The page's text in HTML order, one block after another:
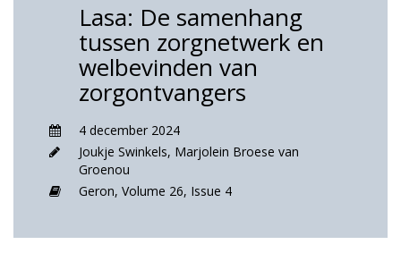
Lasa: De samenhang
tussen zorgnetwerk en
welbevinden van
zorgontvangers
4 december 2024
Joukje Swinkels, Marjolein Broese van
Groenou
Geron, Volume 26, Issue 4